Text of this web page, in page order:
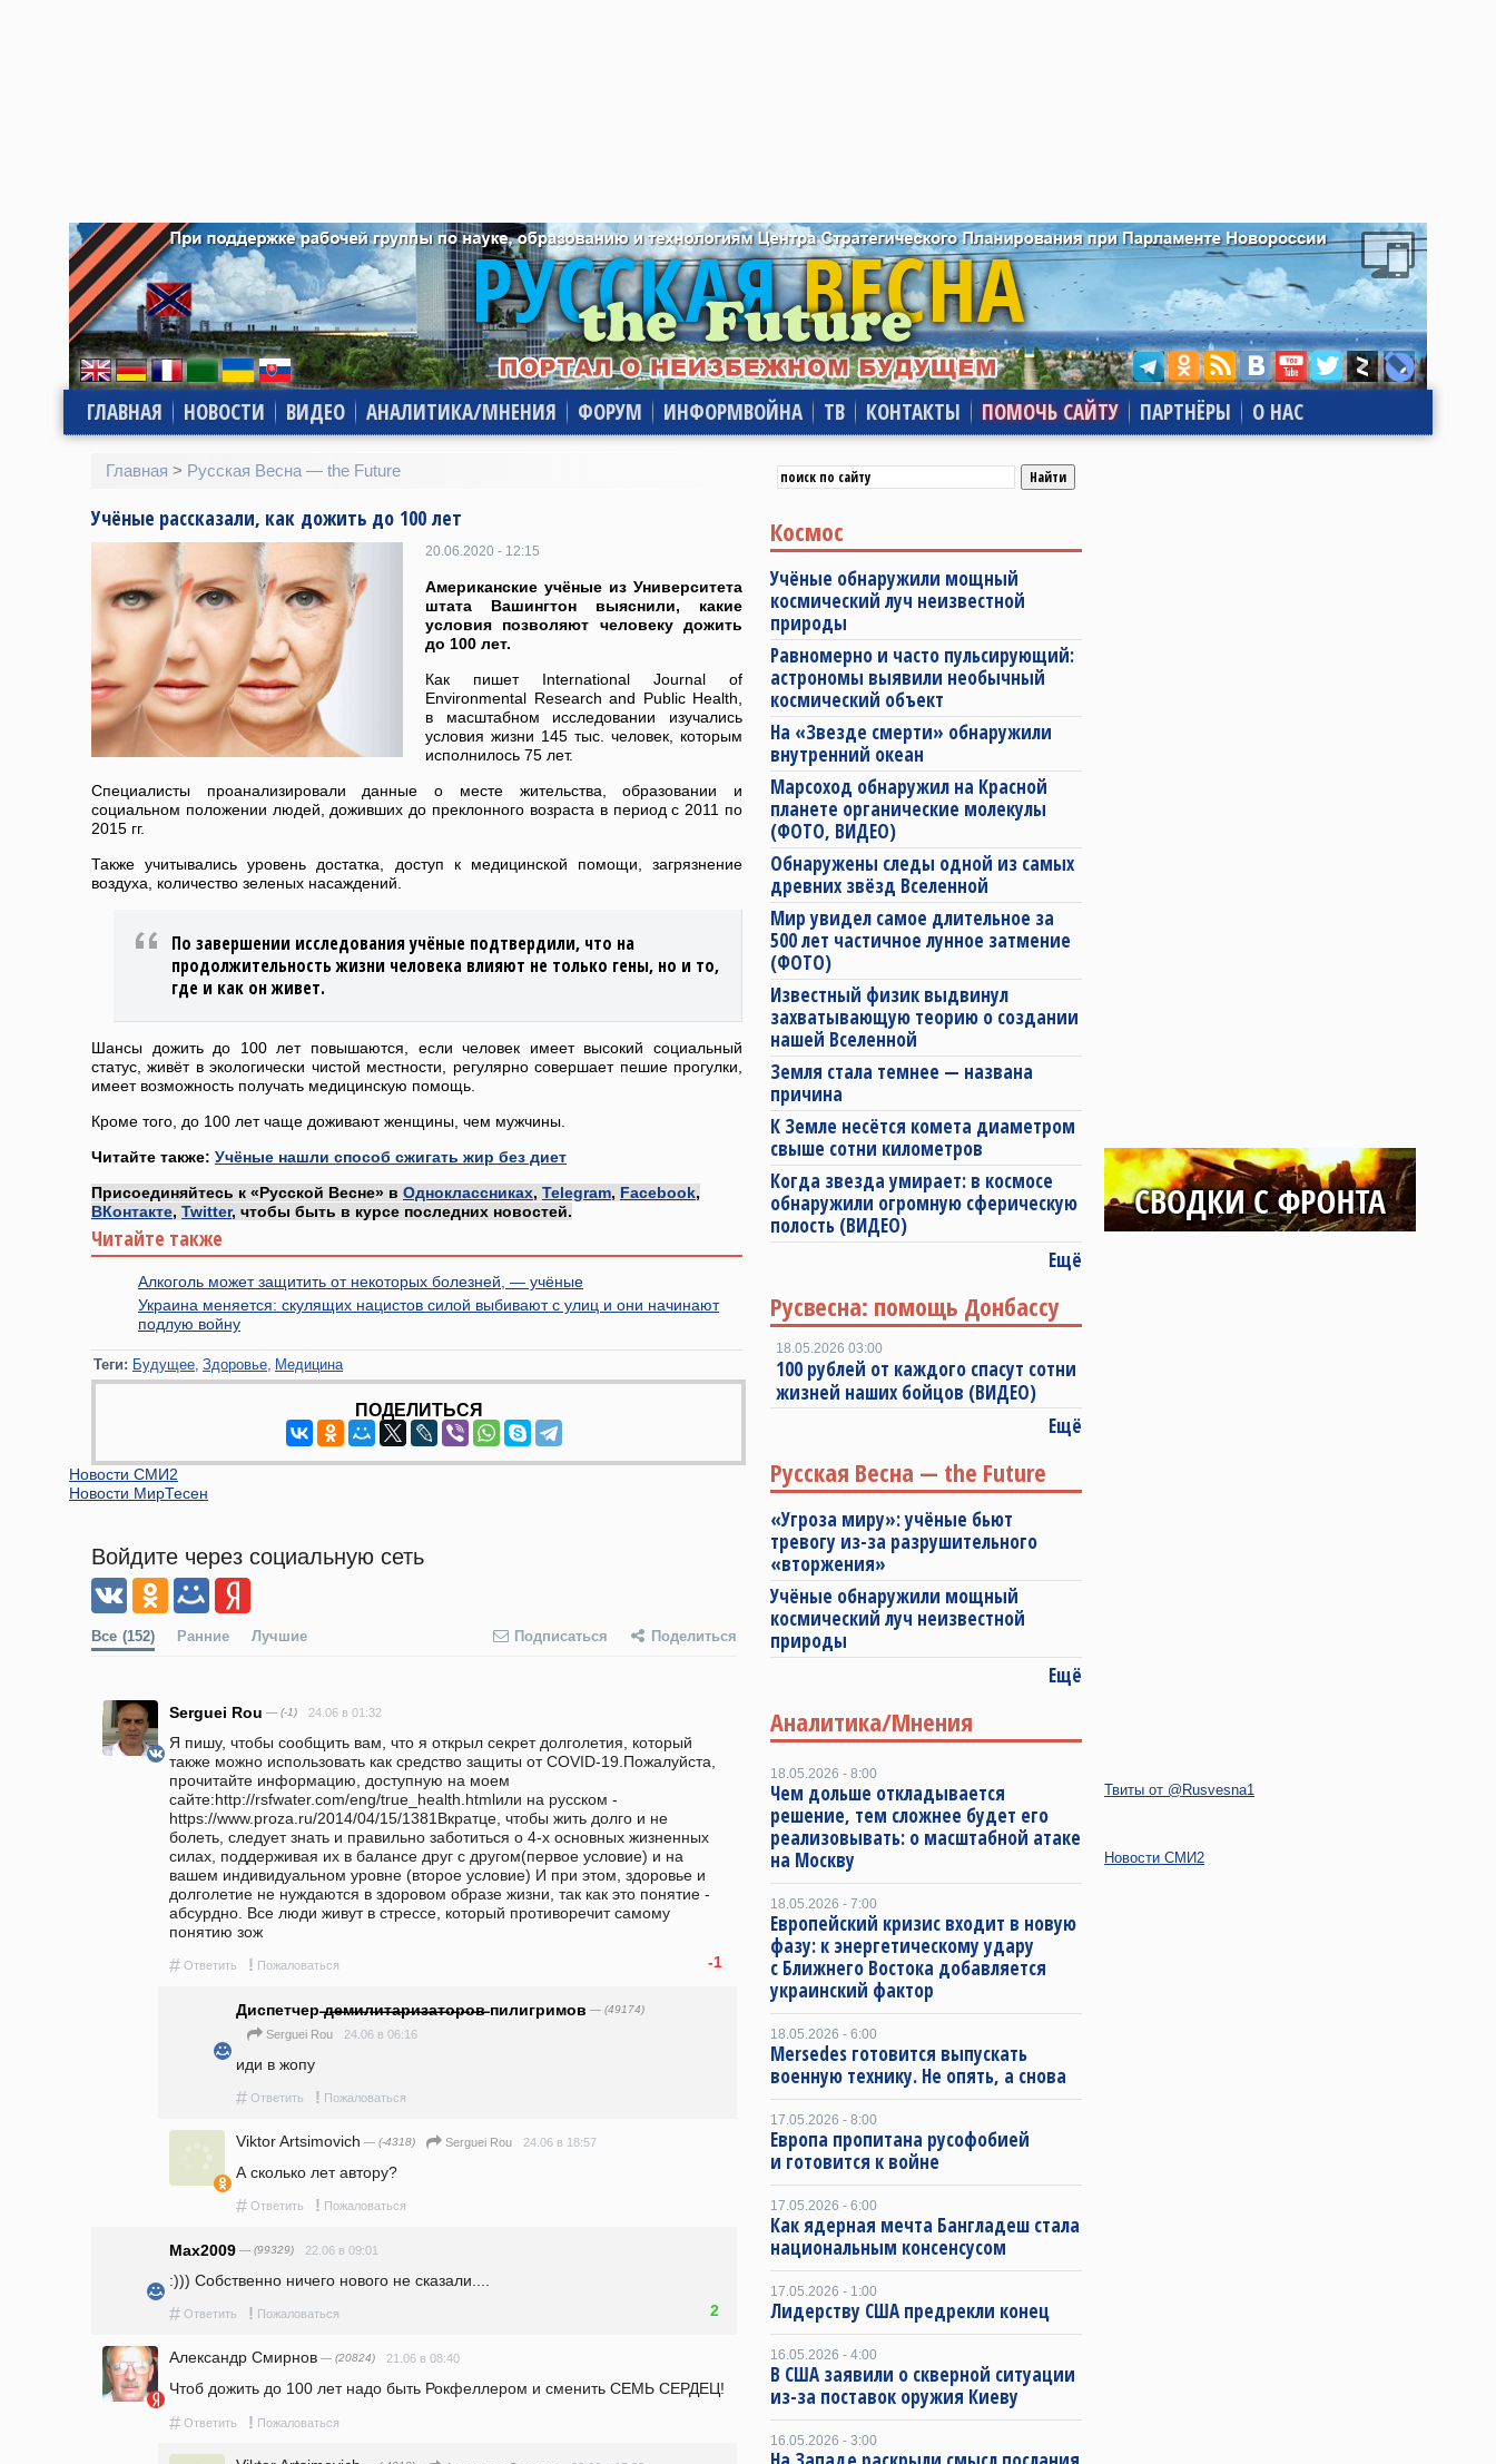
ГЛАВНАЯ НОВОСТИ ВИДЕО АНАЛИТИКА/МНЕНИЯ ФОРУМ ИНФОРМВОЙНА ТВ КОНТАКТЫ ПОМОЧЬ САЙТУ ПАРТНЁРЫ О НАС
Главная > Русская Весна — the Future
Учёные рассказали, как дожить до 100 лет
20.06.2020 - 12:15
Американские учёные из Университета
штата Вашингтон выяснили, какие
условия позволяют человеку дожить
до 100 лет.
Как пишет International Journal of
Environmental Research and Public Health,
в масштабном исследовании изучались
условия жизни 145 тыс. человек, которым
исполнилось 75 лет.
Специалисты проанализировали данные о месте жительства, образовании и
социальном положении людей, доживших до преклонного возраста в период с 2011 по
2015 гг.
Также учитывались уровень достатка, доступ к медицинской помощи, загрязнение
воздуха, количество зеленых насаждений.
По завершении исследования учёные подтвердили, что на
продолжительность жизни человека влияют не только гены, но и то,
где и как он живет.
Шансы дожить до 100 лет повышаются, если человек имеет высокий социальный
статус, живёт в экологически чистой местности, регулярно совершает пешие прогулки,
имеет возможность получать медицинскую помощь.
Кроме того, до 100 лет чаще доживают женщины, чем мужчины.
Читайте также: Учёные нашли способ сжигать жир без диет
Присоединяйтесь к «Русской Весне» в Одноклассниках, Telegram, Facebook,
ВКонтакте, Twitter, чтобы быть в курсе последних новостей.
Читайте также
Алкоголь может защитить от некоторых болезней, — учёные
Украина меняется: скулящих нацистов силой выбивают с улиц и они начинают
подлую войну
Теги: Будущее Здоровье Медицина
ПОДЕЛИТЬСЯ
Новости СМИ2
Новости МирТесен
Войдите через социальную сеть
Все (152) Ранние Лучшие Подписаться Поделиться
Serguei Rou — (-1) 24.06 в 01:32
Я пишу, чтобы сообщить вам, что я открыл секрет долголетия, который
также можно использовать как средство защиты от COVID-19.Пожалуйста,
прочитайте информацию, доступную на моем
сайте:http://rsfwater.com/eng/true_health.htmlили на русском -
https://www.proza.ru/2014/04/15/1381Вкратце, чтобы жить долго и не
болеть, следует знать и правильно заботиться о 4-х основных жизненных
силах, поддерживая их в балансе друг с другом(первое условие) и на
вашем индивидуальном уровне (второе условие) И при этом, здоровье и
долголетие не нуждаются в здоровом образе жизни, так как это понятие -
абсурдно. Все люди живут в стрессе, который противоречит самому
понятию зож
# Ответить ! Пожаловаться -1
Диспетчер ̶д̶е̶м̶и̶л̶и̶т̶а̶р̶и̶з̶а̶т̶о̶р̶о̶в̶ пилигримов — (49174)
Serguei Rou 24.06 в 06:16
иди в жопу
# Ответить ! Пожаловаться
Viktor Artsimovich — (-4318) Serguei Rou 24.06 в 18:57
А сколько лет автору?
# Ответить ! Пожаловаться
Max2009 — (99329) 22.06 в 09:01
:))) Собственно ничего нового не сказали....
# Ответить ! Пожаловаться 2
Александр Смирнов — (20824) 21.06 в 08:40
Чтоб дожить до 100 лет надо быть Рокфеллером и сменить СЕМЬ СЕРДЕЦ!
# Ответить ! Пожаловаться
Космос
Учёные обнаружили мощный
космический луч неизвестной
природы
Равномерно и часто пульсирующий:
астрономы выявили необычный
космический объект
На «Звезде смерти» обнаружили
внутренний океан
Марсоход обнаружил на Красной
планете органические молекулы
(ФОТО, ВИДЕО)
Обнаружены следы одной из самых
древних звёзд Вселенной
Мир увидел самое длительное за
500 лет частичное лунное затмение
(ФОТО)
Известный физик выдвинул
захватывающую теорию о создании
нашей Вселенной
Земля стала темнее — названа
причина
К Земле несётся комета диаметром
свыше сотни километров
Когда звезда умирает: в космосе
обнаружили огромную сферическую
полость (ВИДЕО)
Ещё
Русвесна: помощь Донбассу
18.05.2026 03:00
100 рублей от каждого спасут сотни
жизней наших бойцов (ВИДЕО)
Ещё
Русская Весна — the Future
«Угроза миру»: учёные бьют
тревогу из-за разрушительного
«вторжения»
Учёные обнаружили мощный
космический луч неизвестной
природы
Ещё
Аналитика/Мнения
18.05.2026 - 8:00
Чем дольше откладывается
решение, тем сложнее будет его
реализовывать: о масштабной атаке
на Москву
18.05.2026 - 7:00
Европейский кризис входит в новую
фазу: к энергетическому удару
с Ближнего Востока добавляется
украинский фактор
18.05.2026 - 6:00
Mersedes готовится выпускать
военную технику. Не опять, а снова
17.05.2026 - 8:00
Европа пропитана русофобией
и готовится к войне
17.05.2026 - 6:00
Как ядерная мечта Бангладеш стала
национальным консенсусом
17.05.2026 - 1:00
Лидерству США предрекли конец
16.05.2026 - 4:00
В США заявили о скверной ситуации
из-за поставок оружия Киеву
16.05.2026 - 3:00
Твиты от @Rusvesna1
Новости СМИ2